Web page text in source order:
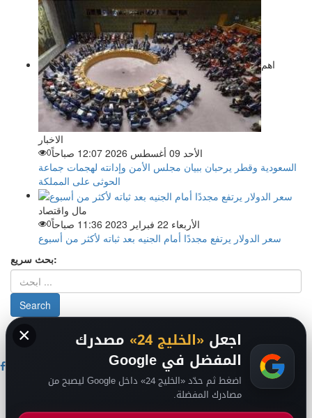
اهم
الاخبار
الأحد 09 أغسطس 2026 12:07 صباحاً
0
السعودية وقطر يرحبان ببيان مجلس الأمن وإدانته لهجمات جماعة
الحوثى على المملكة
مال واقتصاد
الأربعاء 22 فبراير 2023 11:36 صباحاً
0
سعر الدولار يرتفع مجددًا أمام الجنيه بعد ثباته لأكثر من أسبوع
بحث سريع:
من نحن
اخبار الخليج
× اجعل «الخليج 24» مصدرك
المفضل في Google
اضغط ثم حدّد «الخليج 24» داخل Google ليصبح من
مصادرك المفضلة.